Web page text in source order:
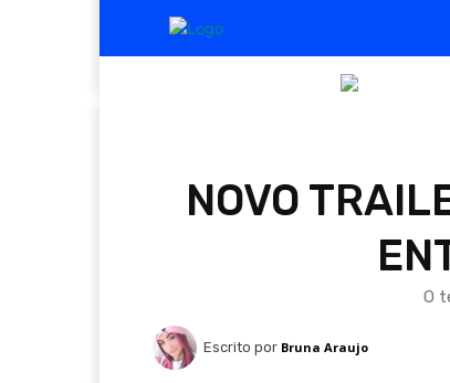
NOVO
O
Escrito por Bruna Araujo